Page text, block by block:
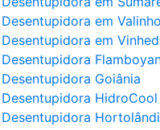
Desentupidora em
Desentupidora em
Desentupidora
Desentupidora Goiânia
Desentupidora HidroCool
Desentupidora